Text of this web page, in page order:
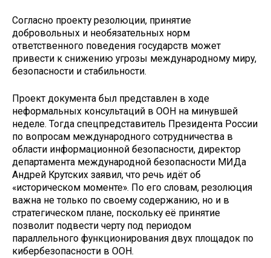
Согласно проекту резолюции, принятие
добровольных и необязательных норм
ответственного поведения государств может
привести к снижению угрозы международному миру,
безопасности и стабильности.
Проект документа был представлен в ходе
неформальных консультаций в ООН на минувшей
неделе. Тогда спецпредставитель Президента России
по вопросам международного сотрудничества в
области информационной безопасности, директор
департамента международной безопасности МИДа
Андрей Крутских заявил, что речь идёт об
«историческом моменте». По его словам, резолюция
важна не только по своему содержанию, но и в
стратегическом плане, поскольку её принятие
позволит подвести черту под периодом
параллельного функционирования двух площадок по
кибербезопасности в ООН.